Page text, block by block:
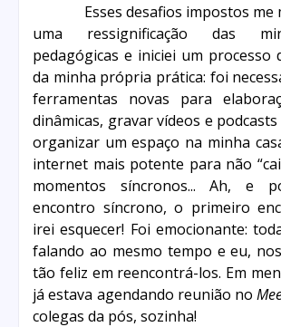
Esses desafios impostos me
uma ressignificação das
pedagógicas e iniciei um processo
da minha própria prática: foi
ferramentas novas para
dinâmicas, gravar vídeos e
organizar um espaço na minha
internet mais potente para não
momentos síncronos... Ah, e
encontro síncrono, o primeiro
irei esquecer! Foi emocionante:
falando ao mesmo tempo e eu,
tão feliz em reencontrá-los. Em
já estava agendando reunião no
colegas da pós, sozinha!